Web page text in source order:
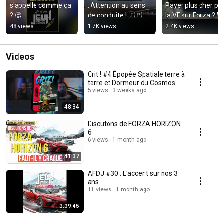
s'appelle comme ça
? 🧐
48 views
: Attention au sens
de conduite ! 🇯🇵
1.7K views
Payer plus cher
la VF sur Forza ?
2.4K views
Videos
48:34
Crit ! #4 Épopée Spatiale terre à
terre et Dormeur du Cosmos
5 views 3 weeks ago
41:37
Discutons de FORZA HORIZON
6
6 views 1 month ago
3:39:45
AFDJ #30 : L'accent sur nos 3
ans
11 views 1 month ago